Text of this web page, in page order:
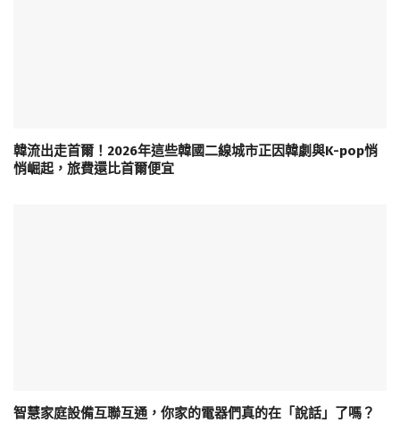
韓流出走首爾！2026年這些韓國二線城市正因韓劇與K-pop悄
悄崛起，旅費還比首爾便宜
智慧家庭設備互聯互通，你家的電器們真的在「說話」了嗎？